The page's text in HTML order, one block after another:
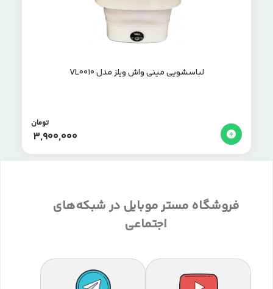
لباسشويي ميني واش ویلز مدل VL0010
3,900,000
تومان
فروشگاه مستر موبایل در شبکه‌های
اجتماعی